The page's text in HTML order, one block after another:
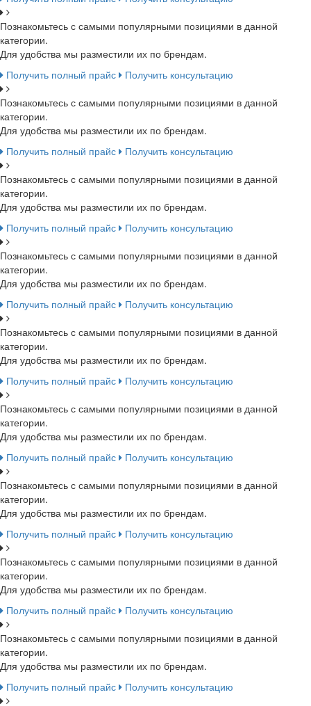
Познакомьтесь с самыми популярными позициями в данной
категории.
Для удобства мы разместили их по брендам.
Получить полный прайс
Получить консультацию
Познакомьтесь с самыми популярными позициями в данной
категории.
Для удобства мы разместили их по брендам.
Получить полный прайс
Получить консультацию
Познакомьтесь с самыми популярными позициями в данной
категории.
Для удобства мы разместили их по брендам.
Получить полный прайс
Получить консультацию
Познакомьтесь с самыми популярными позициями в данной
категории.
Для удобства мы разместили их по брендам.
Получить полный прайс
Получить консультацию
Познакомьтесь с самыми популярными позициями в данной
категории.
Для удобства мы разместили их по брендам.
Получить полный прайс
Получить консультацию
Познакомьтесь с самыми популярными позициями в данной
категории.
Для удобства мы разместили их по брендам.
Получить полный прайс
Получить консультацию
Познакомьтесь с самыми популярными позициями в данной
категории.
Для удобства мы разместили их по брендам.
Получить полный прайс
Получить консультацию
Познакомьтесь с самыми популярными позициями в данной
категории.
Для удобства мы разместили их по брендам.
Получить полный прайс
Получить консультацию
Познакомьтесь с самыми популярными позициями в данной
категории.
Для удобства мы разместили их по брендам.
Получить полный прайс
Получить консультацию